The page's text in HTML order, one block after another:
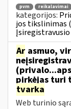
pvm reikalavimai
kategorijos:
jos tikslinimas
Ar asmuo,
pirkėjas turi
tvarka
Web turinio